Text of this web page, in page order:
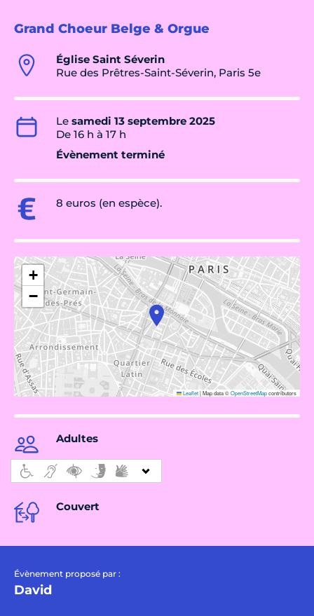
Grand Choeur Belge & Orgue
Église Saint Séverin
Rue des Prêtres-Saint-Séverin, Paris 5e
Le samedi 13 septembre 2025
De 16 h à 17 h
Évènement terminé
8 euros (en espèce).
+
−
Leaflet|Map data ©OpenStreetMapcontributors
Adultes
Couvert
Évènement proposé par :
David